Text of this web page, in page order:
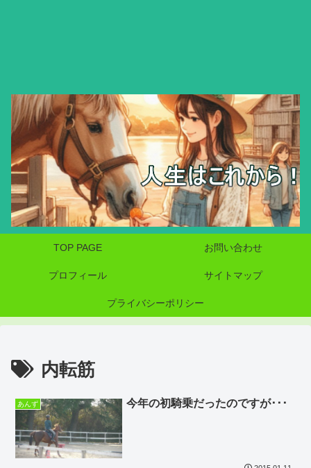
TOP PAGE お問い合わせ
プロフィール サイトマップ
プライバシーポリシー
内転筋
あんず 今年の初騎乗だったのですが･･･